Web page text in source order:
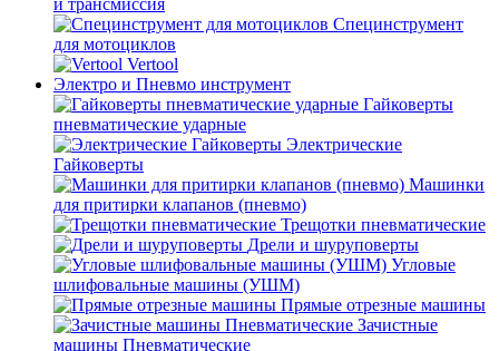
и трансмиссия
Специнструмент
для мотоциклов
Vertool
Электро и Пневмо инструмент
Гайковерты
пневматические ударные
Электрические
Гайковерты
Машинки
для притирки клапанов (пневмо)
Трещотки пневматические
Дрели и шуруповерты
Угловые
шлифовальные машины (УШМ)
Прямые отрезные машины
Зачистные
машины Пневматические